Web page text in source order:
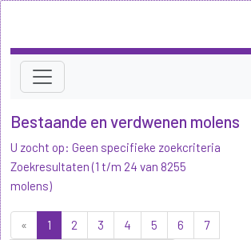
Bestaande en verdwenen molens
U zocht op: Geen specifieke zoekcriteria
Zoekresultaten (1 t/m 24 van 8255
molens)
« 1 2 3 4 5 6
7